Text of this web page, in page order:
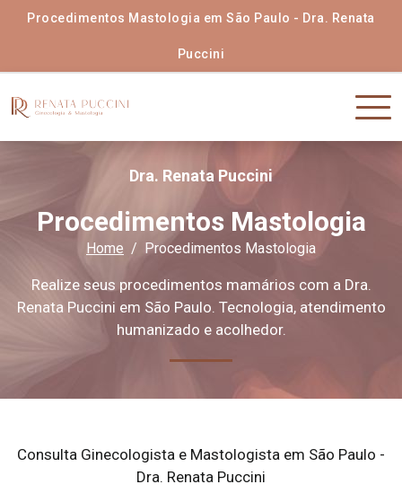
Procedimentos Mastologia em São Paulo - Dra. Renata
Puccini
Dra. Renata Puccini
Procedimentos Mastologia
Home Procedimentos Mastologia
Realize seus procedimentos mamários com a Dra.
Renata Puccini em São Paulo. Tecnologia, atendimento
humanizado e acolhedor.
Consulta Ginecologista e Mastologista em São Paulo -
Dra. Renata Puccini